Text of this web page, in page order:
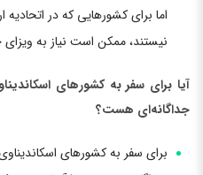
اما برای کشورهایی که در
نیستند، ممکن است نیاز به ویزای
آیا برای سفر به کشورهای
جداگانه‌ای هست؟
برای سفر به کشورهای